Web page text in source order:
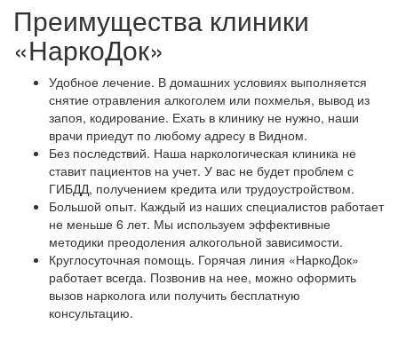
Преимущества клиники
«НаркоДок»
Удобное лечение. В домашних условиях выполняется
снятие отравления алкоголем или похмелья, вывод из
запоя, кодирование. Ехать в клинику не нужно, наши
врачи приедут по любому адресу в Видном.
Без последствий. Наша наркологическая клиника не
ставит пациентов на учет. У вас не будет проблем с
ГИБДД, получением кредита или трудоустройством.
Большой опыт. Каждый из наших специалистов работает
не меньше 6 лет. Мы используем эффективные
методики преодоления алкогольной зависимости.
Круглосуточная помощь. Горячая линия «НаркоДок»
работает всегда. Позвонив на нее, можно оформить
вызов нарколога или получить бесплатную
консультацию.